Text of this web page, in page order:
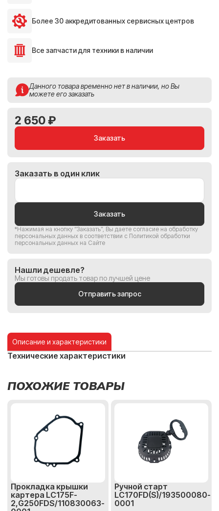
Более 30 аккредитованных сервисных центров
Все запчасти для техники в наличии
Данного товара временно нет в наличии, но Вы
можете его заказать
2 650 ₽
Заказать
Заказать в один клик
Заказать
*Нажимая на кнопку “Заказать”, Вы даете согласие на обработку
персональных данных в соответствии с Политикой обработки
персональных данных на Сайте
Нашли дешевле?
Мы готовы продать товар по лучшей цене
Отправить запрос
Описание и характеристики
Технические характеристики
ПОХОЖИЕ ТОВАРЫ
Прокладка крышки
картера LC175F-
2,G250FDS/110830063-
Ручной старт
LC170FD(S)/193500080-
0001